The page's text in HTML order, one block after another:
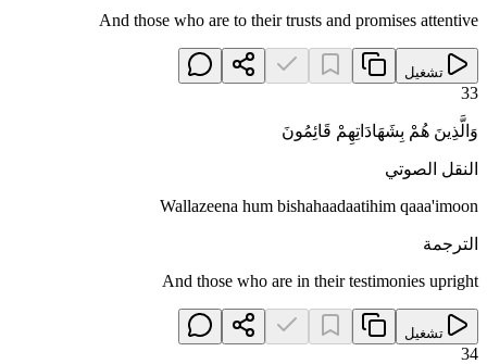
And those who are to their trusts and promises attentive
تشغيل
33
وَالَّذِينَ هُمْ بِشَهَادَاتِهِمْ قَائِمُونَ
النقل الصوتي
Wallazeena hum bishahaadaatihim qaaa'imoon
الترجمة
And those who are in their testimonies upright
تشغيل
34